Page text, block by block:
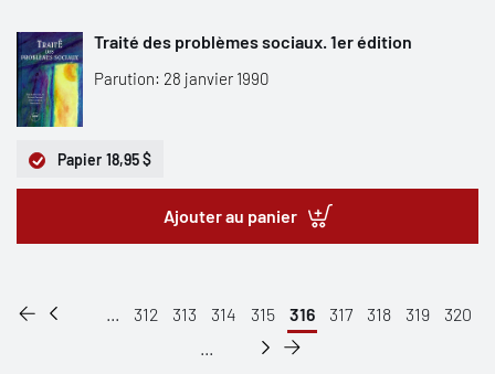
Traité des problèmes sociaux. 1er édition
Parution: 28 janvier 1990
Papier 18,95 $
Ajouter au panier
... 312 313 314 315 316 317 318 319
320
...